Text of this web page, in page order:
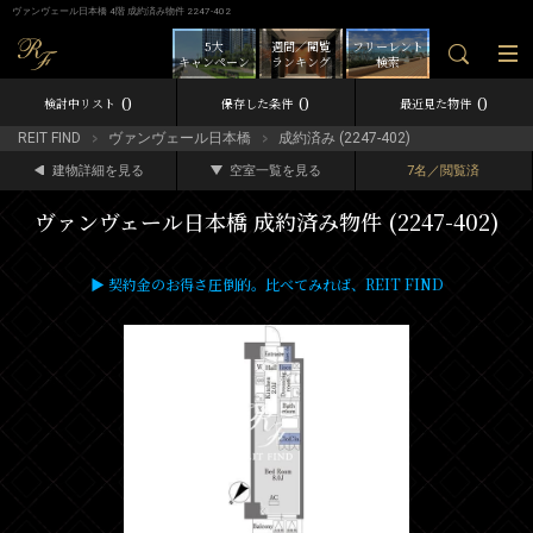
ヴァンヴェール日本橋 4階 成約済み物件 2247-402
フリーレント
検索
週間／閲覧
ランキング
5大
キャンペーン
検討中リスト 0 保存した条件 0 最近見た物件 0
REIT FIND ヴァンヴェール日本橋 成約済み (2247-402)
建物詳細を見る 空室一覧を見る 7名／閲覧済
ヴァンヴェール日本橋 成約済み物件 (2247-402)
▶ 契約金のお得さ圧倒的。比べてみれば、REIT FIND